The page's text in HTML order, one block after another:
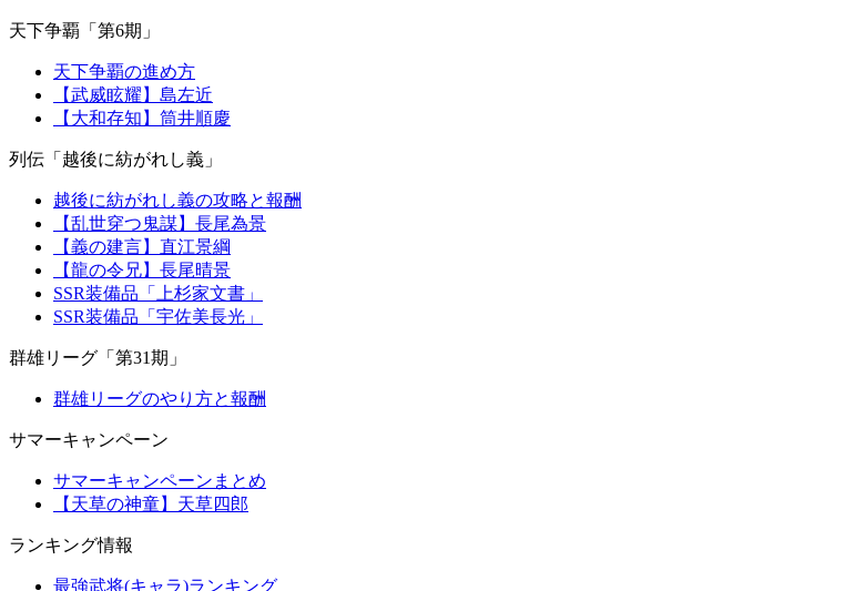
天下争覇「第6期」
天下争覇の進め方
【武威眩耀】島左近
【大和存知】筒井順慶
列伝「越後に紡がれし義」
越後に紡がれし義の攻略と報酬
【乱世穿つ鬼謀】長尾為景
【義の建言】直江景綱
【龍の令兄】長尾晴景
SSR装備品「上杉家文書」
SSR装備品「宇佐美長光」
群雄リーグ「第31期」
群雄リーグのやり方と報酬
サマーキャンペーン
サマーキャンペーンまとめ
【天草の神童】天草四郎
ランキング情報
最強武将(キャラ)ランキング